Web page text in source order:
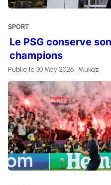
SPORT
Le PSG conserve
champions
Publié le 30 May 2026 • Mukaz